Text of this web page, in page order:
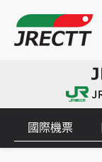
國際機票